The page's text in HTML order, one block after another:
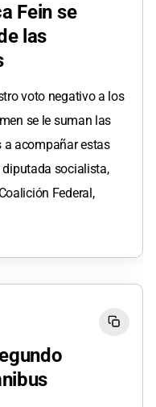
Fein se
las
voto negativo a los
se le suman las
acompañar estas
socialista,
Federal,